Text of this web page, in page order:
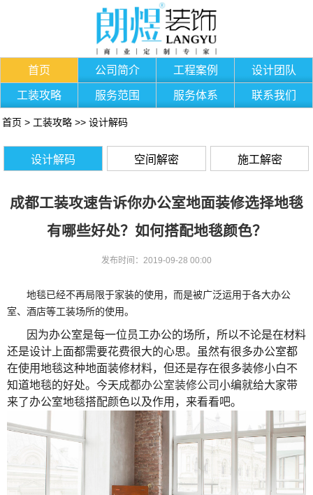
首页 公司简介 工程案例 设计团队
工装攻略 服务范围 服务体系 联系我们
首页 > 工装攻略 >> 设计解码
设计解码 空间解密 施工解密
成都工装攻速告诉你办公室地面装修选择地毯
有哪些好处？如何搭配地毯颜色？
发布时间：2019-09-28 00:00
地毯已经不再局限于家装的使用，而是被广泛运用于各大办公
室、酒店等工装场所的使用。
因为办公室是每一位员工办公的场所，所以不论是在材料
还是设计上面都需要花费很大的心思。虽然有很多办公室都
在使用地毯这种地面装修材料，但还是存在很多装修小白不
知道地毯的好处。今天成都办公室装修公司小编就给大家带
来了办公室地毯搭配颜色以及作用，来看看吧。